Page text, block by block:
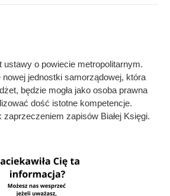
ustawy o powiecie metropolitarnym.
nowej jednostki samorządowej, która
będzie mogła jako osoba prawna
dość istotne kompetencje.
zaprzeczeniem zapisów Białej Księgi.